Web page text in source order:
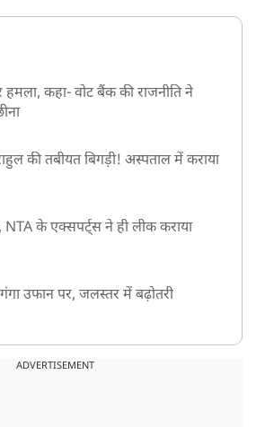
हमला, कहा- वोट बैंक की राजनीति ने
की तबीयत बिगड़ी! अस्पताल में कराया
NTA के एक्सपर्ट्स ने ही लीक कराया
गंगा उफान पर, जलस्तर में बढ़ोतरी
कार में लगी आग, युवक की जिंदा जलकर
ADVERTISEMENT